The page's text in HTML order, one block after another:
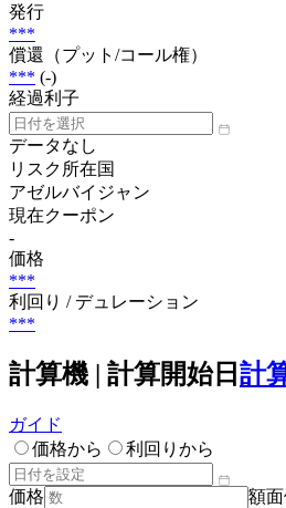
発行
***
償還（プット/コール権）
*** (-)
経過利子
データなし
リスク所在国
アゼルバイジャン
現在クーポン
-
価格
***
利回り / デュレーション
***
計算機 | 計算開始日 計
ガイド
価格から
利回りから
価格
額